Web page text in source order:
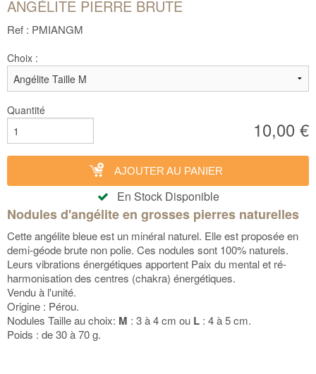
ANGÉLITE PIERRE BRUTE
Ref : PMIANGM
Choix :
Quantité
10,00 €
AJOUTER AU PANIER
En Stock Disponible
Nodules d'angélite en grosses pierres naturelles
Cette angélite bleue est un minéral naturel. Elle est proposée en
demi-géode brute non polie. Ces nodules sont 100% naturels.
Leurs vibrations énergétiques apportent Paix du mental et ré-
harmonisation des centres (chakra) énergétiques.
Vendu à l'unité.
Origine : Pérou.
Nodules Taille au choix: M : 3 à 4 cm ou L : 4 à 5 cm.
Poids : de 30 à 70 g.